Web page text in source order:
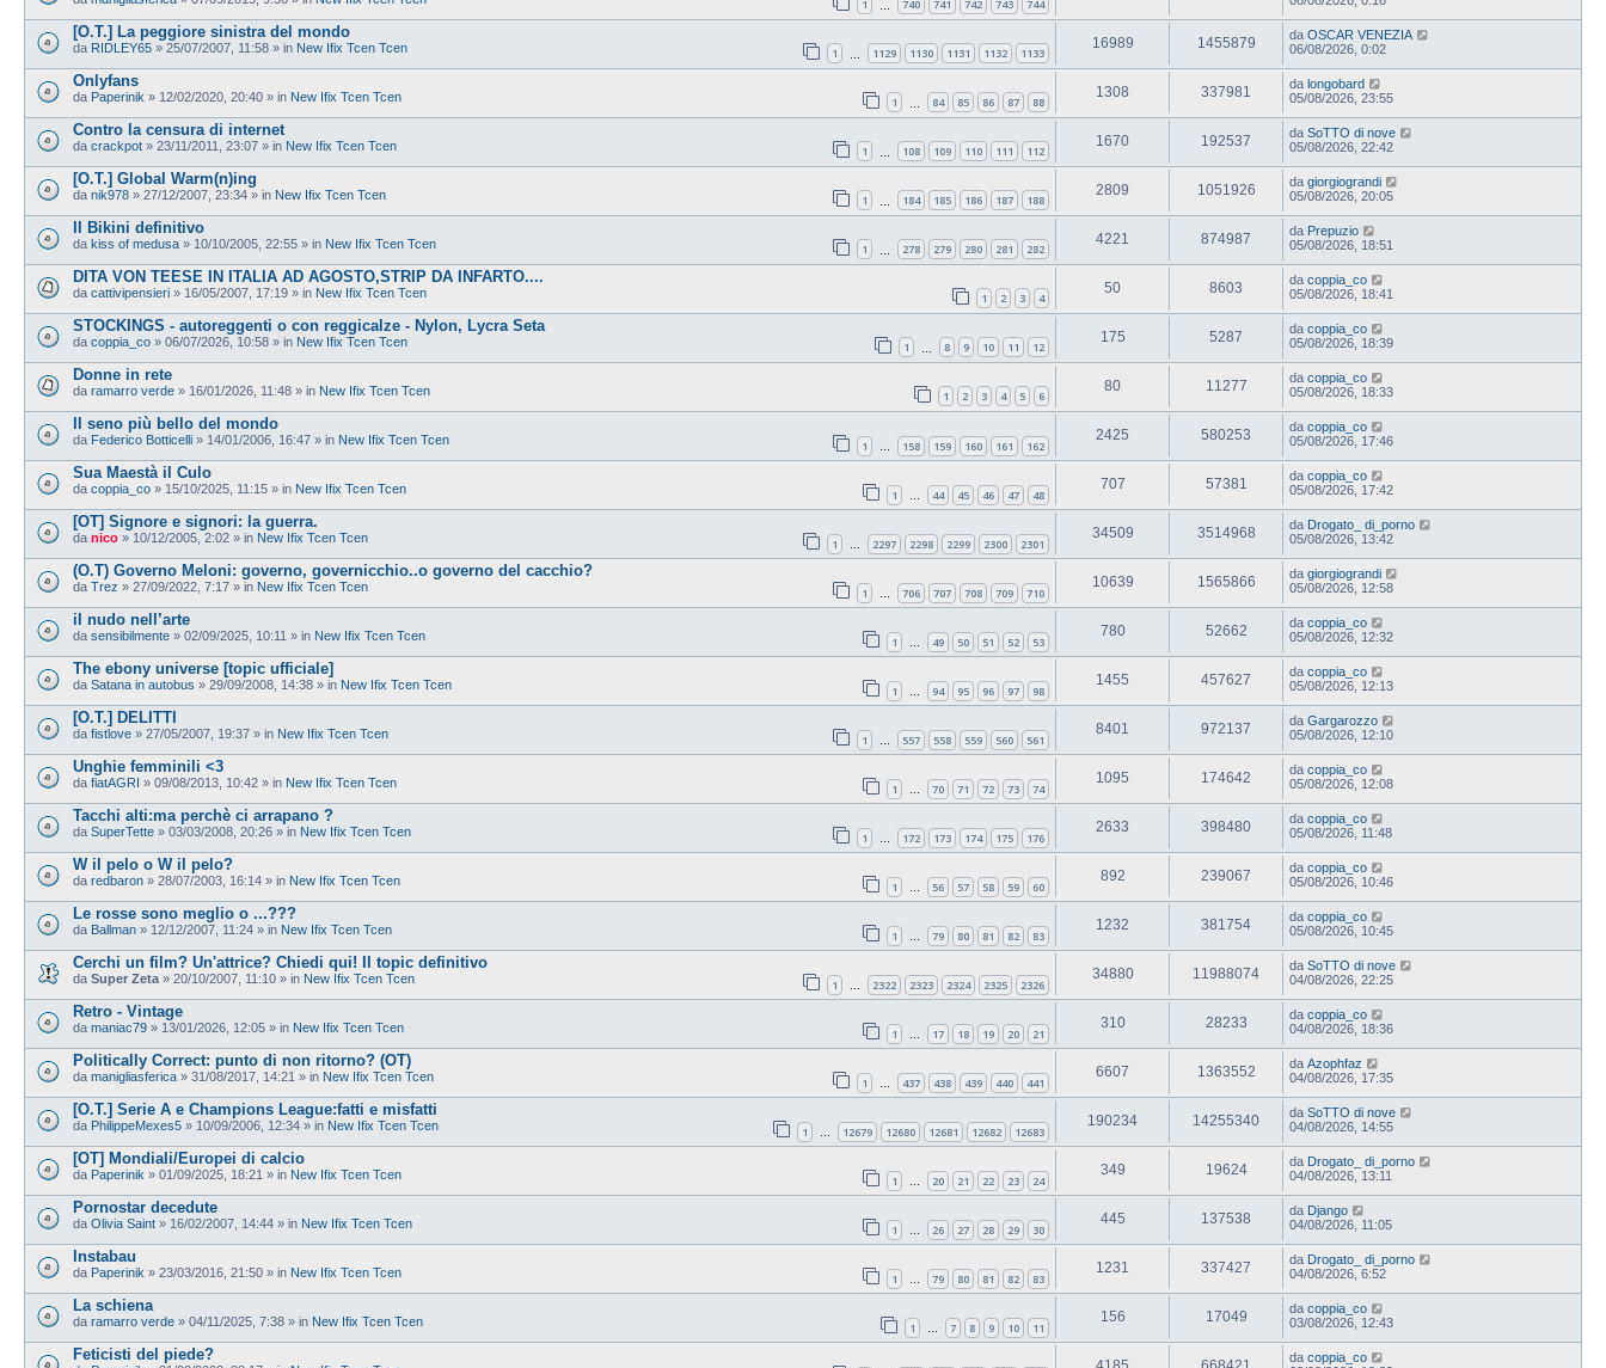
1 740 741 742 743 744
[O.T.] La peggiore sinistra del mondo
da RIDLEY65 » 25/07/2007, 11:58 » in New Ifix Tcen Tcen 1 1129 1130 1131 1132 1133
16989 1455879 da OSCAR VENEZIA
06/08/2026, 0:02
Onlyfans
da Paperinik » 12/02/2020, 20:40 » in New Ifix Tcen Tcen 1 84 85 86 87 88
1308 337981 da longobard
05/08/2026, 23:55
Contro la censura di internet
da crackpot » 23/11/2011, 23:07 » in New Ifix Tcen Tcen 1 108 109 110 111 112
1670 192537 da SoTTO di nove
05/08/2026, 22:42
[O.T.] Global Warm(n)ing
da nik978 » 27/12/2007, 23:34 » in New Ifix Tcen Tcen 1 184 185 186 187 188
2809 1051926 da giorgiograndi
05/08/2026, 20:05
Il Bikini definitivo
da kiss of medusa » 10/10/2005, 22:55 » in New Ifix Tcen Tcen 1 278 279 280 281 282
4221 874987 da Prepuzio
05/08/2026, 18:51
DITA VON TEESE IN ITALIA AD AGOSTO,STRIP DA INFARTO....
da cattivipensieri » 16/05/2007, 17:19 » in New Ifix Tcen Tcen 1 2 3 4
50 8603 da coppia_co
05/08/2026, 18:41
STOCKINGS - autoreggenti o con reggicalze - Nylon, Lycra Seta
da coppia_co » 06/07/2026, 10:58 » in New Ifix Tcen Tcen 1 8 9 10 11 12
175 5287 da coppia_co
05/08/2026, 18:39
Donne in rete
da ramarro verde » 16/01/2026, 11:48 » in New Ifix Tcen Tcen 1 2 3 4 5 6
80 11277 da coppia_co
05/08/2026, 18:33
Il seno più bello del mondo
da Federico Botticelli » 14/01/2006, 16:47 » in New Ifix Tcen Tcen 1 158 159 160 161 162
2425 580253 da coppia_co
05/08/2026, 17:46
Sua Maestà il Culo
da coppia_co » 15/10/2025, 11:15 » in New Ifix Tcen Tcen 1 44 45 46 47 48
707 57381 da coppia_co
05/08/2026, 17:42
[OT] Signore e signori: la guerra.
da nico » 10/12/2005, 2:02 » in New Ifix Tcen Tcen 1 2297 2298 2299 2300 2301
34509 3514968 da Drogato_ di_porno
05/08/2026, 13:42
(O.T) Governo Meloni: governo, governicchio..o governo del cacchio?
da Trez » 27/09/2022, 7:17 » in New Ifix Tcen Tcen 1 … 706 707 708 709 710
10639 1565866 da giorgiograndi
05/08/2026, 12:58
il nudo nell’arte
da sensibilmente » 02/09/2025, 10:11 » in New Ifix Tcen Tcen 1 … 49 50 51 52 53
780 52662 da coppia_co
05/08/2026, 12:32
The ebony universe [topic ufficiale]
da Satana in autobus » 29/09/2008, 14:38 » in New Ifix Tcen Tcen 1 … 94 95 96 97 98
1455 457627 da coppia_co
05/08/2026, 12:13
[O.T.] DELITTI
da fistlove » 27/05/2007, 19:37 » in New Ifix Tcen Tcen 1 … 557 558 559 560 561
8401 972137 da Gargarozzo
05/08/2026, 12:10
Unghie femminili <3
da fiatAGRI » 09/08/2013, 10:42 » in New Ifix Tcen Tcen 1 … 70 71 72 73 74
1095 174642 da coppia_co
05/08/2026, 12:08
Tacchi alti:ma perchè ci arrapano ?
da SuperTette » 03/03/2008, 20:26 » in New Ifix Tcen Tcen 1 … 172 173 174 175 176
2633 398480 da coppia_co
05/08/2026, 11:48
W il pelo o W il pelo?
da redbaron » 28/07/2003, 16:14 » in New Ifix Tcen Tcen 1 … 56 57 58 59 60
892 239067 da coppia_co
05/08/2026, 10:46
Le rosse sono meglio o ...???
da Ballman » 12/12/2007, 11:24 » in New Ifix Tcen Tcen 1 … 79 80 81 82 83
1232 381754 da coppia_co
05/08/2026, 10:45
Cerchi un film? Un'attrice? Chiedi qui! Il topic definitivo
da Super Zeta » 20/10/2007, 11:10 » in New Ifix Tcen Tcen 1 … 2322 2323 2324 2325 2326
34880 11988074 da SoTTO di nove
04/08/2026, 22:25
Retro - Vintage
da maniac79 » 13/01/2026, 12:05 » in New Ifix Tcen Tcen 1 … 17 18 19 20 21
310 28233 da coppia_co
04/08/2026, 18:36
Politically Correct: punto di non ritorno? (OT)
da manigliasferica » 31/08/2017, 14:21 » in New Ifix Tcen Tcen 1 … 437 438 439 440 441
6607 1363552 da Azophfaz
04/08/2026, 17:35
[O.T.] Serie A e Champions League:fatti e misfatti
da PhilippeMexes5 » 10/09/2006, 12:34 » in New Ifix Tcen Tcen 1 … 12679 12680 12681 12682 12683
190234 14255340 da SoTTO di nove
04/08/2026, 14:55
[OT] Mondiali/Europei di calcio
da Paperinik » 01/09/2025, 18:21 » in New Ifix Tcen Tcen 1 … 20 21 22 23 24
349 19624 da Drogato_ di_porno
04/08/2026, 13:11
Pornostar decedute
da Olivia Saint » 16/02/2007, 14:44 » in New Ifix Tcen Tcen 1 … 26 27 28 29 30
445 137538 da Django
04/08/2026, 11:05
Instabau
da Paperinik » 23/03/2016, 21:50 » in New Ifix Tcen Tcen 1 … 79 80 81 82 83
1231 337427 da Drogato_ di_porno
04/08/2026, 6:52
La schiena
da ramarro verde » 04/11/2025, 7:38 » in New Ifix Tcen Tcen 1 … 7 8 9 10 11
156 17049 da coppia_co
03/08/2026, 12:43
Feticisti del piede? da coppia_co